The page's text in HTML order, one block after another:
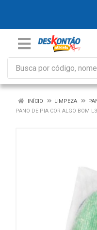
INÍCIO LIMPEZA
PANO DE PIA COR ALGO BOM